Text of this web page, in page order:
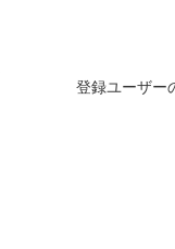
登録ユーザー